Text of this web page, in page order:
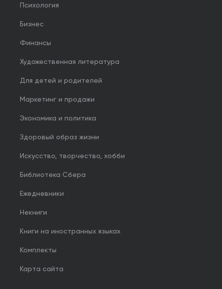
Психология
Бизнес
Финансы
Художественная литература
Для детей и родителей
Маркетинг и продажи
Экономика и политика
Здоровый образ жизни
Искусство, творчество, хобби
Библиотека Сбера
Ежедневники
Некниги
Книги на иностранных языках
Комплекты
Карта сайта